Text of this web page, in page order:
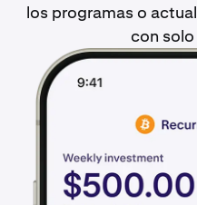
los programas o
con